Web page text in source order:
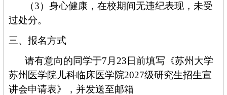
（3）身心健康，在校期间无违纪表现，未受
过处分。
三、报名方式
请有意向的同学于7月23日前填写 《苏州大学
苏州医学院儿科临床医学院2027级研究生招生宣
讲会申请表》
，并发送至邮箱